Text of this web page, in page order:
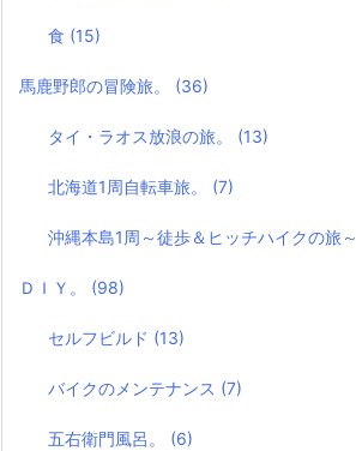
食 (15)
馬鹿野郎の冒険旅。 (36)
タイ・ラオス放浪の旅。 (13)
北海道1周自転車旅。 (7)
沖縄本島1周～徒歩＆ヒッチハイクの旅～
ＤＩＹ。 (98)
セルフビルド (13)
バイクのメンテナンス (7)
五右衛門風呂。 (6)